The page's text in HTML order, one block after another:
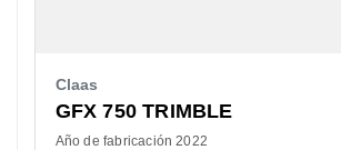
Claas
GFX 750 TRIMBLE
Año de fabricación 2022